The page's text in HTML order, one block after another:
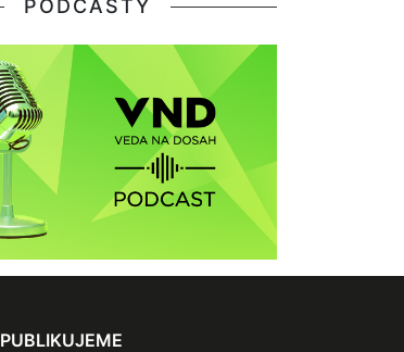
PODCASTY
PUBLIKUJEME